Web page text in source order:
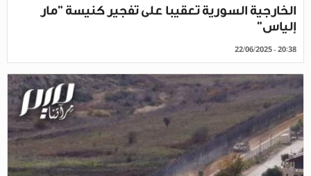
الخارجية السورية تعقيبا على تفجير كنيسة "مار
إلياس"
22/06/2025 - 20:38